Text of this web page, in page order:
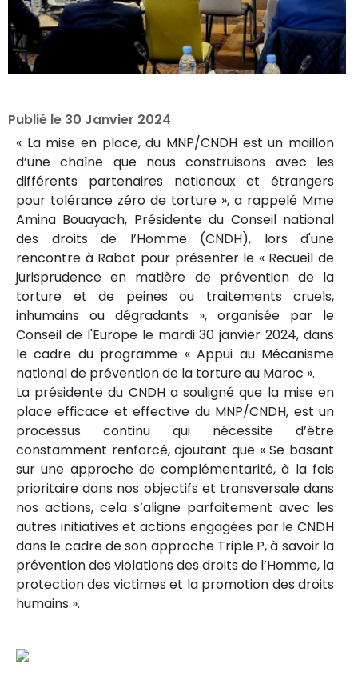
Publié le 30 Janvier 2024
« La mise en place, du MNP/CNDH est un maillon
d’une chaîne que nous construisons avec les
différents partenaires nationaux et étrangers
pour tolérance zéro de torture », a rappelé Mme
Amina Bouayach, Présidente du Conseil national
des droits de l’Homme (CNDH), lors d'une
rencontre à Rabat pour présenter le « Recueil de
jurisprudence en matière de prévention de la
torture et de peines ou traitements cruels,
inhumains ou dégradants », organisée par le
Conseil de l'Europe le mardi 30 janvier 2024, dans
le cadre du programme « Appui au Mécanisme
national de prévention de la torture au Maroc ».
La présidente du CNDH a souligné que la mise en
place efficace et effective du MNP/CNDH, est un
processus continu qui nécessite d’être
constamment renforcé, ajoutant que « Se basant
sur une approche de complémentarité, à la fois
prioritaire dans nos objectifs et transversale dans
nos actions, cela s’aligne parfaitement avec les
autres initiatives et actions engagées par le CNDH
dans le cadre de son approche Triple P, à savoir la
prévention des violations des droits de l’Homme, la
protection des victimes et la promotion des droits
humains ».